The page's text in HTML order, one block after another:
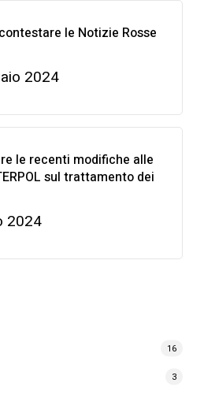
le Notizie Rosse
2024
le recenti modifiche alle
sul trattamento dei
2024
16
3